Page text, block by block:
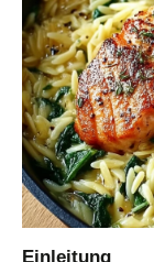
Einleitung